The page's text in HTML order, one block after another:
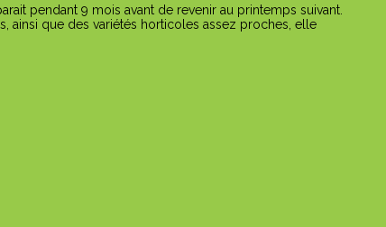
pendant 9 mois avant de revenir au printemps suivant.
ainsi que des variétés horticoles assez proches, elle